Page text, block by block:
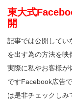
東大式
開
記事では公開してい
を出す為の方法を映
実際に私やお客様が
ですFacebook広告
は是非チェックしみ